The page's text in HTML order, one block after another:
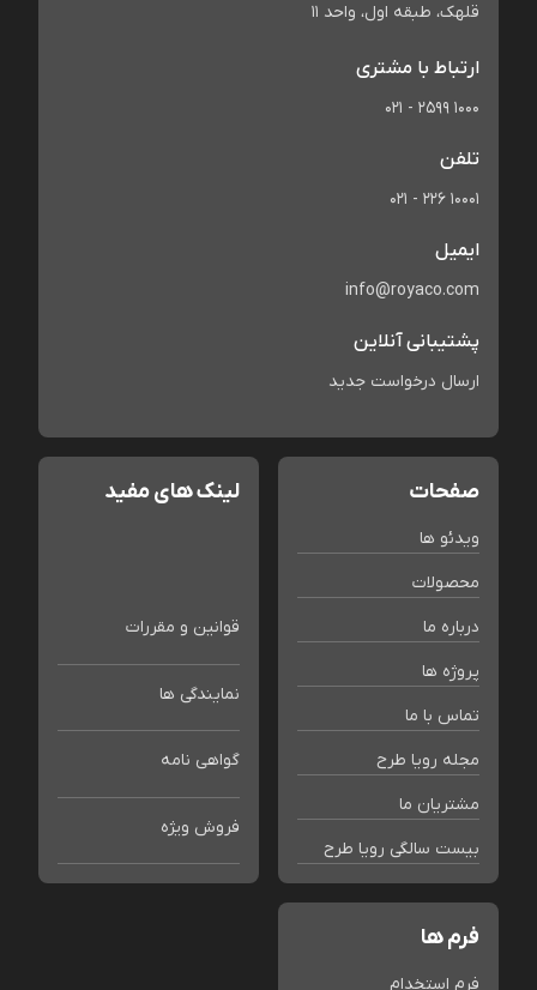
قلهک، طبقه اول، واحد 11
ارتباط با مشتری
021 - 2599 1000
تلفن
021 - 226 10001
ایمیل
info@royaco.com
پشتیبانی آنلاین
ارسال درخواست جدید
صفحات
ویدئو ها
محصولات
درباره ما
پروژه ها
تماس با ما
مجله رویا طرح
مشتریان ما
بیست سالگی رویا طرح
لینک های مفید
قوانین و مقررات
نمایندگی ها
گواهی نامه
فروش ویژه
فرم ها
فرم استخدام